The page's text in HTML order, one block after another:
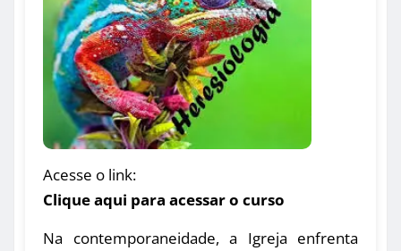
Acesse o link:
Clique aqui para acessar o curso
Na contemporaneidade, a Igreja enfrenta